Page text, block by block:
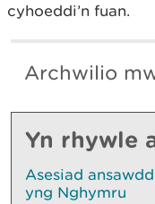
cyhoeddi’n fuan.
Archwilio
Yn rhywle
Asesiad
yng Nghymru